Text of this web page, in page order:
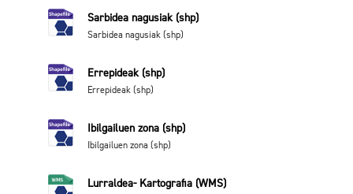
Sarbidea nagusiak (shp)
Sarbidea nagusiak (shp)
Errepideak (shp)
Errepideak (shp)
Ibilgailuen zona (shp)
Ibilgailuen zona (shp)
Lurraldea- Kartografia (WMS)